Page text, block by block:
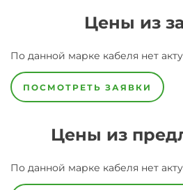
Цены из
По данной марке кабеля нет
ПОСМОТРЕТЬ ЗАЯВКИ
Цены из
По данной марке кабеля нет